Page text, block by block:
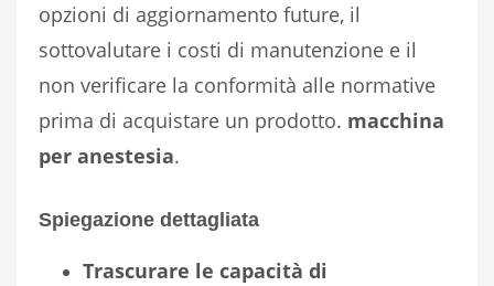
opzioni di aggiornamento future, il
sottovalutare i costi di manutenzione e il
non verificare la conformità alle normative
prima di acquistare un prodotto. macchina
per anestesia.
Spiegazione dettagliata
Trascurare le capacità di